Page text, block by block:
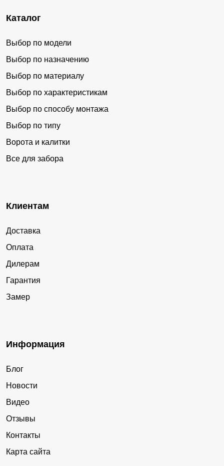
Каталог
Выбор по модели
Выбор по назначению
Выбор по материалу
Выбор по характеристикам
Выбор по способу монтажа
Выбор по типу
Ворота и калитки
Все для забора
Клиентам
Доставка
Оплата
Дилерам
Гарантия
Замер
Информация
Блог
Новости
Видео
Отзывы
Контакты
Карта сайта